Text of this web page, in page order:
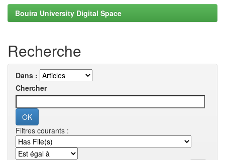
Bouira University Digital Space
Recherche
Dans :
Chercher
Filtres courants :